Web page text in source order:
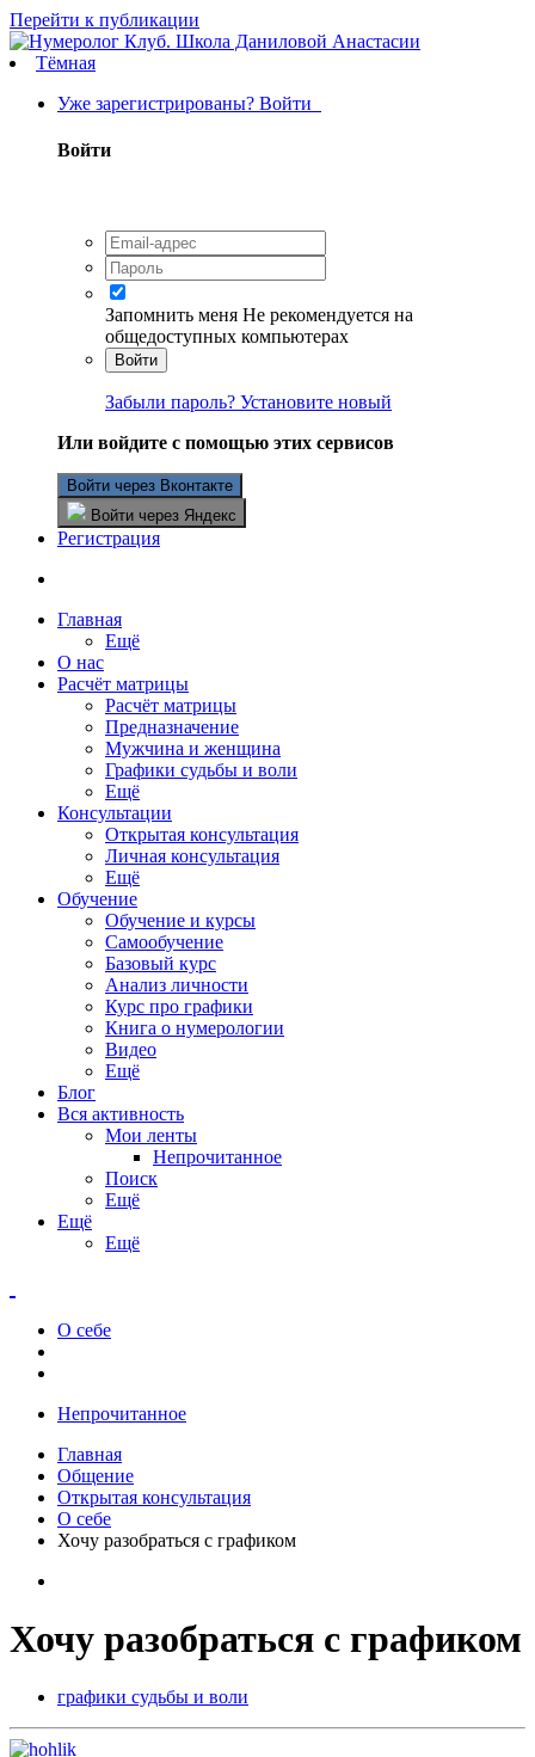
Перейти к публикации
Тёмная
Уже зарегистрированы? Войти
Войти
Запомнить меня Не рекомендуется на
общедоступных компьютерах
Войти
Забыли пароль? Установите новый
Или войдите с помощью этих сервисов
Войти через Вконтакте
Войти через Яндекс
Регистрация
Главная
Ещё
О нас
Расчёт матрицы
Расчёт матрицы
Предназначение
Мужчина и женщина
Графики судьбы и воли
Ещё
Консультации
Открытая консультация
Личная консультация
Ещё
Обучение
Обучение и курсы
Самообучение
Базовый курс
Анализ личности
Курс про графики
Книга о нумерологии
Видео
Ещё
Блог
Вся активность
Мои ленты
Непрочитанное
Поиск
Ещё
Ещё
Ещё
О себе
Непрочитанное
Главная
Общение
Открытая консультация
О себе
Хочу разобраться с графиком
Хочу разобраться с графиком
графики судьбы и воли